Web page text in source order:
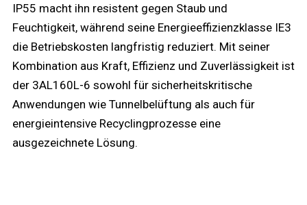
IP55 macht ihn resistent gegen Staub und
Feuchtigkeit, während seine Energieeffizienzklasse IE3
die Betriebskosten langfristig reduziert. Mit seiner
Kombination aus Kraft, Effizienz und Zuverlässigkeit ist
der 3AL160L-6 sowohl für sicherheitskritische
Anwendungen wie Tunnelbelüftung als auch für
energieintensive Recyclingprozesse eine
ausgezeichnete Lösung.